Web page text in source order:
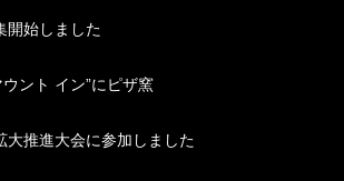
開始しました
ント イン”にピザ窯
大推進大会に参加しました